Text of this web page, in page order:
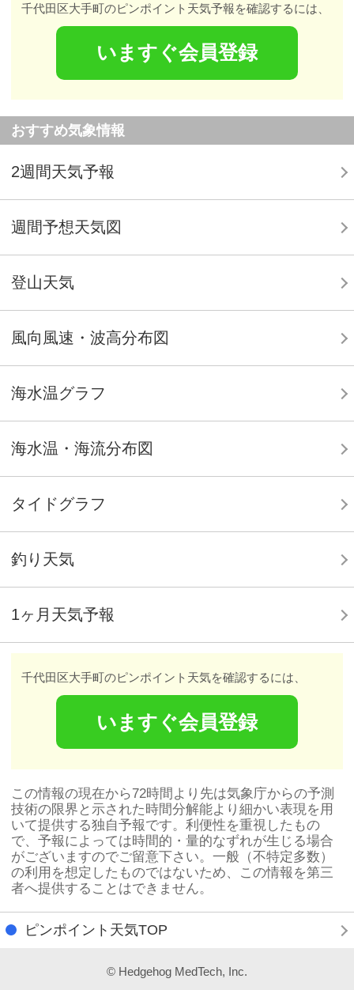
千代田区大手町のピンポイント天気予報を確認するには、
いますぐ会員登録
おすすめ気象情報
2週間天気予報
週間予想天気図
登山天気
風向風速・波高分布図
海水温グラフ
海水温・海流分布図
タイドグラフ
釣り天気
1ヶ月天気予報
千代田区大手町のピンポイント天気を確認するには、
いますぐ会員登録
この情報の現在から72時間より先は気象庁からの予測
技術の限界と示された時間分解能より細かい表現を用
いて提供する独自予報です。利便性を重視したもの
で、予報によっては時間的・量的なずれが生じる場合
がございますのでご留意下さい。一般（不特定多数）
の利用を想定したものではないため、この情報を第三
者へ提供することはできません。
ピンポイント天気TOP
© Hedgehog MedTech, Inc.